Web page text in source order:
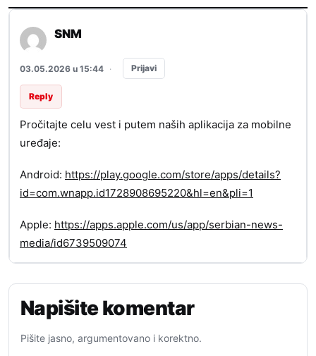
SNM
03.05.2026 u 15:44 · Prijavi
Reply
Pročitajte celu vest i putem naših aplikacija za mobilne
uređaje:
Android: https://play.google.com/store/apps/details?
id=com.wnapp.id1728908695220&hl=en&pli=1
Apple: https://apps.apple.com/us/app/serbian-news-
media/id6739509074
Napišite komentar
Pišite jasno, argumentovano i korektno.